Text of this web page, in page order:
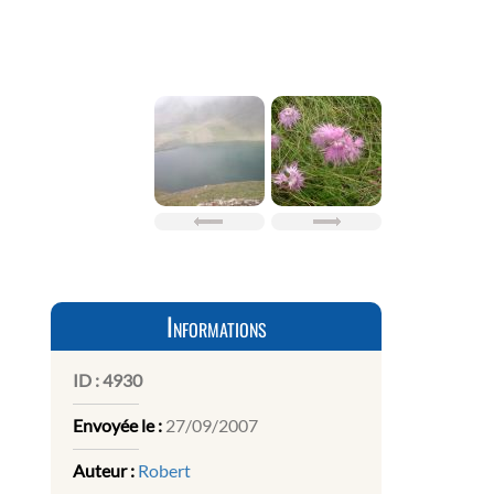
Informations
ID :4930
Envoyée le : 27/09/2007
Auteur : Robert